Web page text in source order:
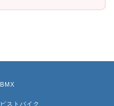
BMX
ピストバイク